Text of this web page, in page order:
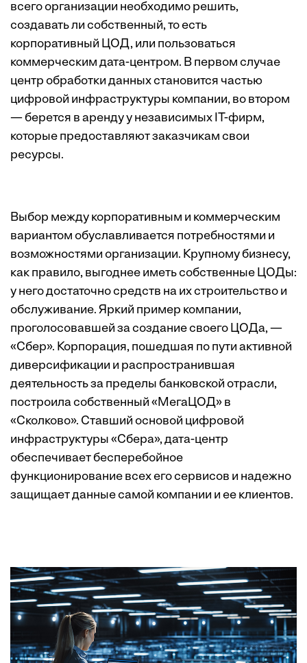
всего организации необходимо решить,
создавать ли собственный, то есть
корпоративный ЦОД, или пользоваться
коммерческим дата-центром. В первом случае
центр обработки данных становится частью
цифровой инфраструктуры компании, во втором
— берется в аренду у независимых IT-фирм,
которые предоставляют заказчикам свои
ресурсы.
Выбор между корпоративным и коммерческим
вариантом обуславливается потребностями и
возможностями организации. Крупному бизнесу,
как правило, выгоднее иметь собственные ЦОДы:
у него достаточно средств на их строительство и
обслуживание. Яркий пример компании,
проголосовавшей за создание своего ЦОДа, —
«Сбер». Корпорация, пошедшая по пути активной
диверсификации и распространившая
деятельность за пределы банковской отрасли,
построила собственный «МегаЦОД» в
«Сколково». Ставший основой цифровой
инфраструктуры «Сбера», дата-центр
обеспечивает бесперебойное
функционирование всех его сервисов и надежно
защищает данные самой компании и ее клиентов.